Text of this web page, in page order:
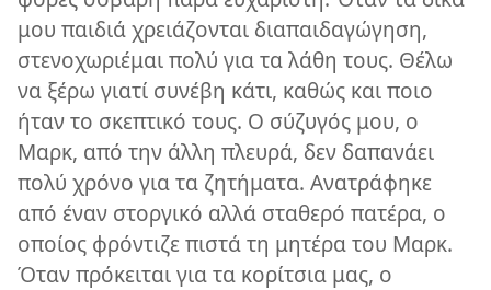
μου παιδιά χρειάζονται διαπαιδαγώγηση,
στενοχωριέμαι πολύ για τα λάθη τους. Θέλω
να ξέρω γιατί συνέβη κάτι, καθώς και ποιο
ήταν το σκεπτικό τους. Ο σύζυγός μου, ο
Μαρκ, από την άλλη πλευρά, δεν δαπανάει
πολύ χρόνο για τα ζητήματα. Ανατράφηκε
από έναν στοργικό αλλά σταθερό πατέρα, ο
οποίος φρόντιζε πιστά τη μητέρα του Μαρκ.
Όταν πρόκειται για τα κορίτσια μας, ο